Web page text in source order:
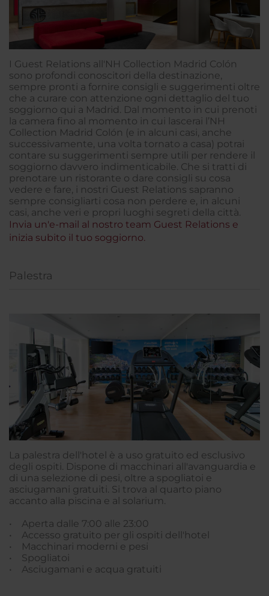
I Guest Relations all'NH Collection Madrid Colón
sono profondi conoscitori della destinazione,
sempre pronti a fornire consigli e suggerimenti oltre
che a curare con attenzione ogni dettaglio del tuo
soggiorno qui a Madrid. Dal momento in cui prenoti
la camera fino al momento in cui lascerai l’NH
Collection Madrid Colón (e in alcuni casi, anche
successivamente, una volta tornato a casa) potrai
contare su suggerimenti sempre utili per rendere il
soggiorno davvero indimenticabile. Che si tratti di
prenotare un ristorante o dare consigli su cosa
vedere e fare, i nostri Guest Relations sapranno
sempre consigliarti cosa non perdere e, in alcuni
casi, anche veri e propri luoghi segreti della città.
Invia un'e-mail al nostro team Guest Relations e
inizia subito il tuo soggiorno.
Palestra
La palestra dell'hotel è a uso gratuito ed esclusivo
degli ospiti. Dispone di macchinari all'avanguardia e
di una selezione di pesi, oltre a spogliatoi e
asciugamani gratuiti. Si trova al quarto piano
accanto alla piscina e al solarium.
• Aperta dalle 7:00 alle 23:00
• Accesso gratuito per gli ospiti dell'hotel
• Macchinari moderni e pesi
• Spogliatoi
• Asciugamani e acqua gratuiti